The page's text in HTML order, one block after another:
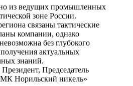
из ведущих промышленных
зоне России.
связаны тактические
компании, однако
без глубокого
актуальных
знаний.
Президент, Председатель
Норильский никель»